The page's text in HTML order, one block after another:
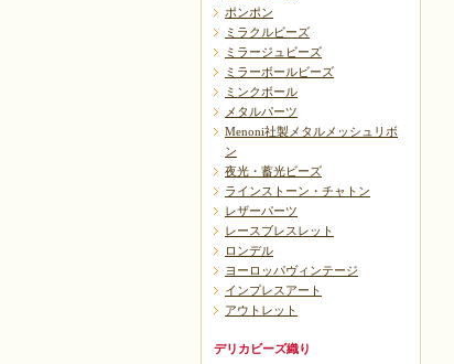
ポンポン
ミラクルビーズ
ミラージュビーズ
ミラーボールビーズ
ミンクボール
メタルパーツ
Menoni社製メタルメッシュリボ
ン
夜光・蓄光ビーズ
ラインストーン・チャトン
レザーパーツ
レースブレスレット
ロンデル
ヨーロッパヴィンテージ
インプレスアート
アウトレット
デリカビーズ織り